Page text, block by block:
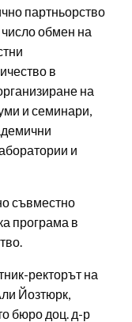
партньорство
обмен на
в
на
и семинари,
и
съвместно
програма в
ректорът на
Йозтюрк,
бюро доц. д-р